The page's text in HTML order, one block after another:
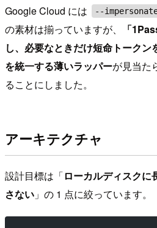
Google Cloud には --
の素材は揃っていますが、
「
し、必要なときだけ短命トーク
を統一する薄いラッパーが見当た
ることにしました。
アーキテクチャ
設計目標は「ローカルディスク
さない 」の 1 点に絞っています。